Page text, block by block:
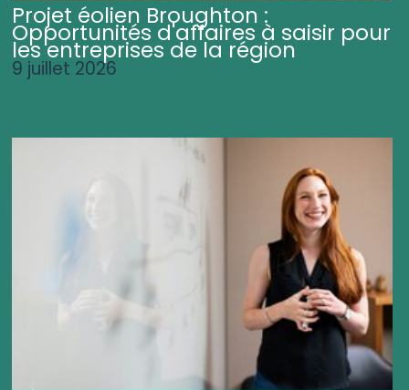
Projet éolien Broughton :
Opportunités d'affaires à saisir pour
les entreprises de la région
9 juillet 2026